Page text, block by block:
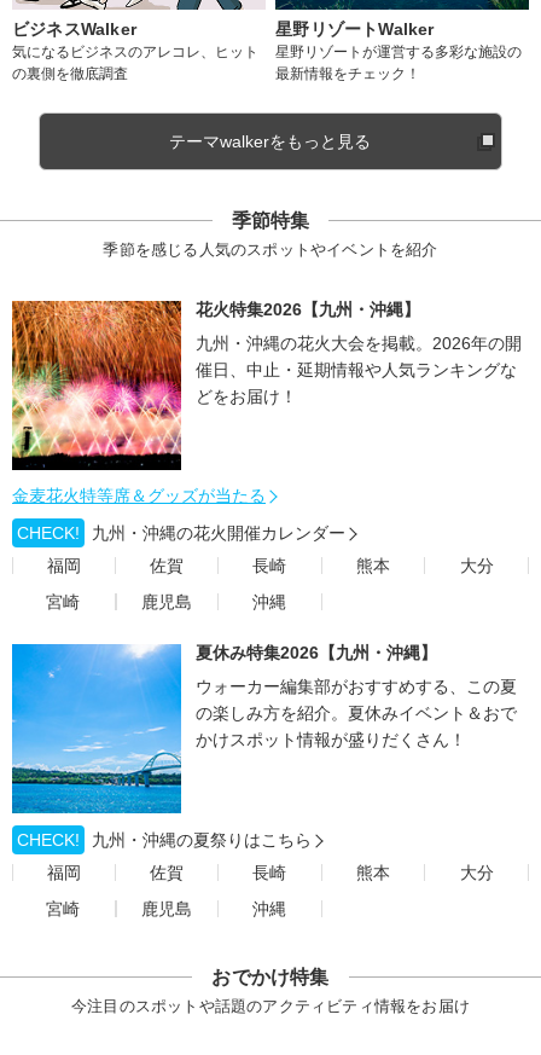
ビジネスWalker
気になるビジネスのアレコレ、ヒット
の裏側を徹底調査
星野リゾートWalker
星野リゾートが運営する多彩な施設の
最新情報をチェック！
テーマwalkerをもっと見る
季節特集
季節を感じる人気のスポットやイベントを紹介
花火特集2026【九州・沖縄】
九州・沖縄の花火大会を掲載。2026年の開
催日、中止・延期情報や人気ランキングな
どをお届け！
金麦花火特等席＆グッズが当たる
CHECK!
九州・沖縄の花火開催カレンダー
福岡
佐賀 長崎 熊本
大分
宮崎
鹿児島 沖縄
夏休み特集2026【九州・沖縄】
ウォーカー編集部がおすすめする、この夏
の楽しみ方を紹介。夏休みイベント＆おで
かけスポット情報が盛りだくさん！
CHECK!
九州・沖縄の夏祭りはこちら
福岡
佐賀 長崎 熊本
大分
宮崎
鹿児島 沖縄
おでかけ特集
今注目のスポットや話題のアクティビティ情報をお届け